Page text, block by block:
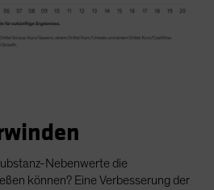
Nebenwerte die
können? Eine Verbesserung der